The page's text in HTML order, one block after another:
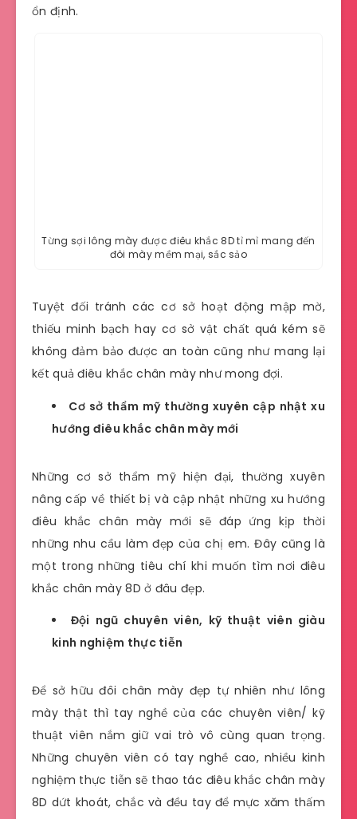
ổn định.
Từng sợi lông mày được điêu khắc 8D tỉ mỉ mang đến
đôi mày mềm mại, sắc sảo
Tuyệt đối tránh các cơ sở hoạt động mập mờ,
thiếu minh bạch hay cơ sở vật chất quá kém sẽ
không đảm bảo được an toàn cũng như mang lại
kết quả điêu khắc chân mày như mong đợi.
Cơ sở thẩm mỹ thường xuyên cập nhật xu
hướng điêu khắc chân mày mới
Những cơ sở thẩm mỹ hiện đại, thường xuyên
nâng cấp về thiết bị và cập nhật những xu hướng
điêu khắc chân mày mới sẽ đáp ứng kịp thời
những nhu cầu làm đẹp của chị em. Đây cũng là
một trong những tiêu chí khi muốn tìm nơi điêu
khắc chân mày 8D ở đâu đẹp.
Đội ngũ chuyên viên, kỹ thuật viên giàu
kinh nghiệm thực tiễn
Để sở hữu đôi chân mày đẹp tự nhiên như lông
mày thật thì tay nghề của các chuyên viên/ kỹ
thuật viên nắm giữ vai trò vô cùng quan trọng.
Những chuyên viên có tay nghề cao, nhiều kinh
nghiệm thực tiễn sẽ thao tác điêu khắc chân mày
8D dứt khoát, chắc và đều tay để mực xăm thấm